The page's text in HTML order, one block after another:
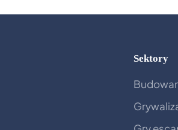
Sektory